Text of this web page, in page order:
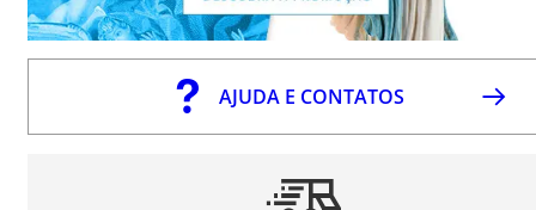
AJUDA E CONTATOS